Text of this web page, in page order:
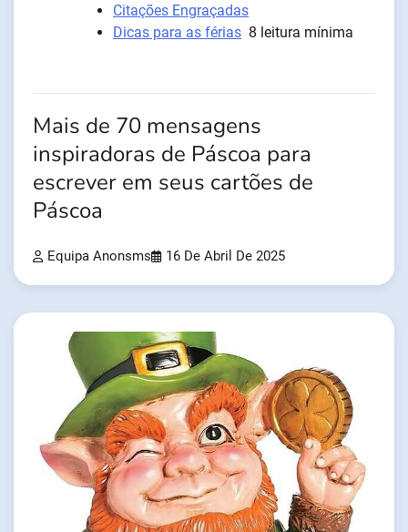
Citações Engraçadas
Dicas para as férias 8 leitura mínima
Mais de 70 mensagens
inspiradoras de Páscoa para
escrever em seus cartões de
Páscoa
Equipa Anonsms 16 De Abril De 2025